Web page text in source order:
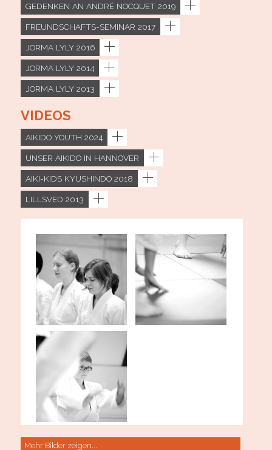
GEDENKEN AN ANDRÉ NOCQUET 2019
FREUNDSCHAFTS-SEMINAR 2017
JORMA LYLY 2016
JORMA LYLY 2014
JORMA LYLY 2013
VIDEOS
AIKIDO YOUTH 2024
UNSER AIKIDO IN HANNOVER
AIKI-KIDS KYUSHINDO 2018
LILLSVED 2013
Mehr Bilder zeigen...